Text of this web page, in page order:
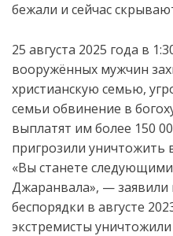
бежали и сейчас
25 августа 2025 года в
вооружённых мужчин
христианскую семью,
семьи обвинение в
выплатят им более 150
пригрозили уничтожить
«Вы станете следующими
Джаранвала», — заявили
беспорядки в августе
экстремисты